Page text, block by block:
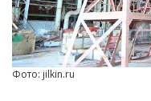
Фото: jilkin.ru